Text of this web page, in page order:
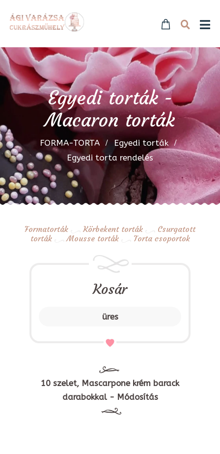
Egyedi torták -
Macaron torták
FORMA-TORTA
Egyedi torták
Egyedi torta rendelés
Formatorták Körbekent torták
Csurgatott
torták
Mousse torták Torta csoportok
Kosár
üres
10 szelet, Mascarpone krém barack
darabokkal - Módosítás